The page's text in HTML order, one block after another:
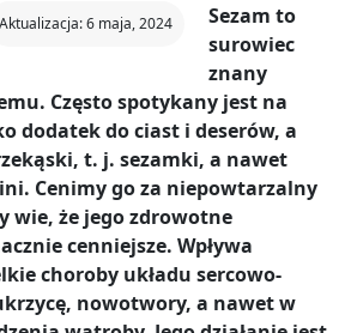
Aktualizacja: 6 maja, 2024
Sezam to
surowiec
znany
Często spotykany jest na
dodatek do ciast i deserów, a
t. j. sezamki, a nawet
Cenimy go za niepowtarzalny
wie, że jego zdrowotne
cenniejsze. Wpływa
choroby układu sercowo-
nowotwory, a nawet w